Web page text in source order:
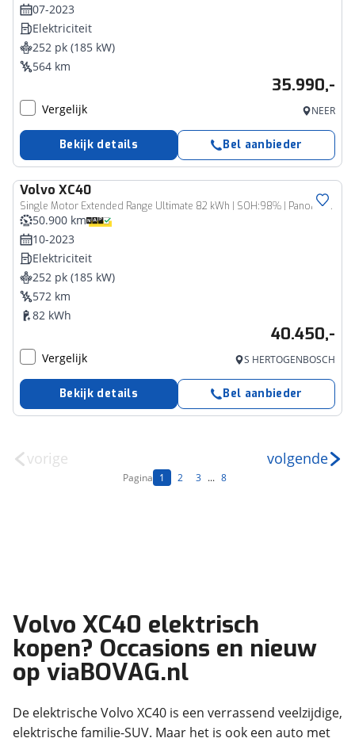
07-2023
Elektriciteit
252 pk (185 kW)
564 km
35.990,-
Vergelijk NEER
Bekijk details Bel aanbieder
Volvo XC40
Single Motor Extended Range Ultimate 82 kWh | SOH:98% | Panorama
50.900 km
10-2023
Elektriciteit
252 pk (185 kW)
572 km
82 kWh
40.450,-
Vergelijk S HERTOGENBOSCH
Bekijk details Bel aanbieder
vorige
Pagina 1 2 3 ... 8
volgende
Volvo XC40 elektrisch
kopen? Occasions en nieuw
op viaBOVAG.nl
De elektrische Volvo XC40 is een verrassend veelzijdige,
elektrische familie-SUV. Maar het is ook een auto met